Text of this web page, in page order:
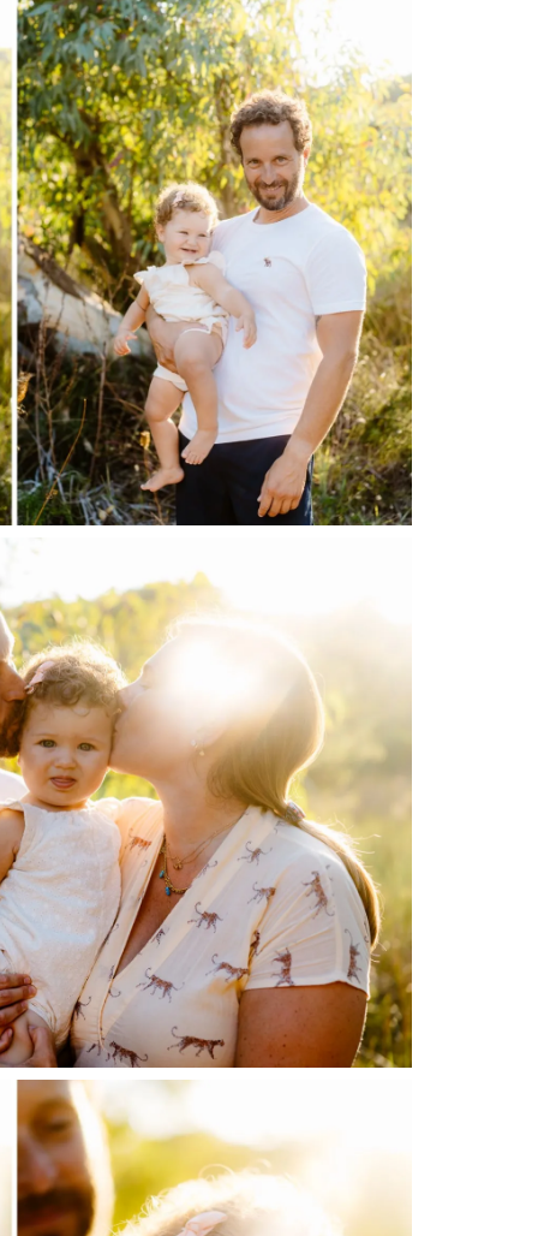
Gallerie
Blog
Contatti
About me